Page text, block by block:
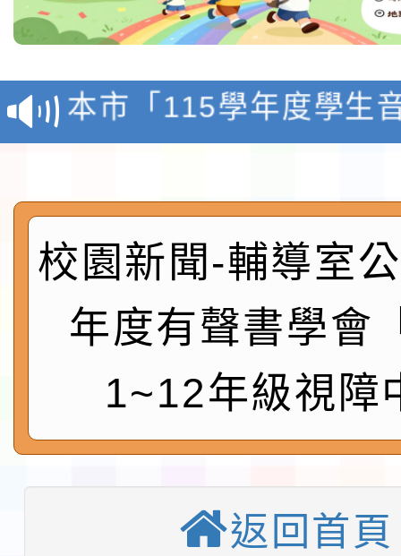
檢送「桃園市115學年
賽實施要點」1份
本市「115學年度學生
程安排一案
「桃園市補助參觀特色
展演活動實施計畫」
請一案
社團法人中華民國畫廊
026 ART TAIPEI臺北
會」之「藝術教育日」
本校115學年度第1學
第2次招考代課鐘點教
告(採1次公告分次招考)
115 年度兒童課後照顧
轉知本市體育總會划船
「115年桃園市運動會
錦標賽」海洋艇及
域)，申請變更地點
「114-115年度
會活動流程表
函轉桃園市童軍會辦
校園新聞-輔導室
年度有聲書學會
1~12年級視障
返回首頁